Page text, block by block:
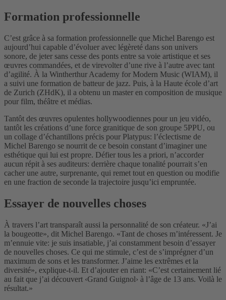
Formation professionnelle
C’est grâce à sa formation professionnelle que Michel Barengo est
aujourd’hui capable d’évoluer avec légèreté dans son univers
sonore, de jeter sans cesse des ponts entre sa voie artistique et ses
œuvres commandées, et de virevolter d’une rive à l’autre avec tant
d’agilité. À la Wintherthur Academy for Modern Music (WIAM), il
a suivi une formation de batteur de jazz. Puis, à la Haute école d’art
de Zurich (ZHdK), il a obtenu un master en composition de musique
pour film, théâtre et médias.
Tantôt des œuvres opulentes hollywoodiennes pour un jeu vidéo,
tantôt les créations d’une force granitique de son groupe 5PPU, ou
un collage d’échantillons précis pour Platypus: l’éclectisme de
Michel Barengo se nourrit de ce besoin constant d’imaginer une
esthétique qui lui est propre. Défier tous les a priori, n’accorder
aucun répit à ses auditeurs: derrière chaque tonalité pourrait s’en
cacher une autre, surprenante, qui remet tout en question ou modifie
en une fraction de seconde la trajectoire jusqu’ici empruntée.
Essayer de nouvelles choses
À travers l’art transparaît aussi la personnalité de son créateur. «J’ai
la bougeotte», dit Michel Barengo. «Tant de choses m’intéressent. Je
m’ennuie vite: je suis insatiable, j’ai constamment besoin d’essayer
de nouvelles choses. Ce qui me stimule, c’est de s’imprégner d’un
maximum de sons et les transformer. J’aime les extrêmes et la
diversité», explique-t-il. Et d’ajouter en riant: «C’est certainement lié
au fait que j’ai découvert ‹Grand Guignol› à l’âge de 13 ans. Voilà le
résultat.»